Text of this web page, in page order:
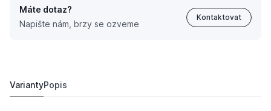
Máte dotaz?
Napište nám, brzy se ozveme
Kontaktovat
VariantyPopis